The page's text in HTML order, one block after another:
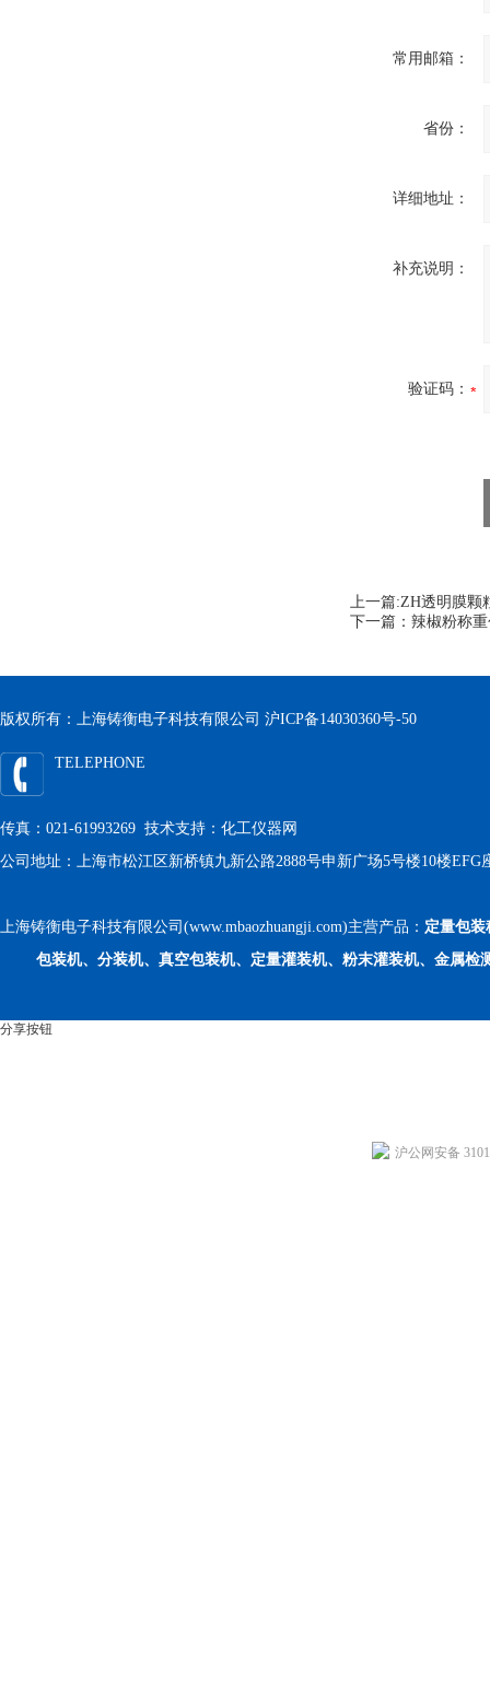
常用邮箱：
省份：
详细地址：
补充说明：
验证码：
上一篇:ZH透明膜颗
下一篇： 辣椒粉称
版权所有：上海铸衡电子科技有限公司 沪ICP备14030360号-50
TELEPHONE
传真：021-61993269 技术支持： 化工仪器网
公司地址：上海市松江区新桥镇九新公路2888号申新广场5号楼10楼EFG
上海铸衡电子科技有限公司(www.mbaozhuangji.com)主营产品： 定量包装
包装机、分装机、真空包装机、定量灌装机、粉末灌装机、金属检
分享按钮
沪公网安备